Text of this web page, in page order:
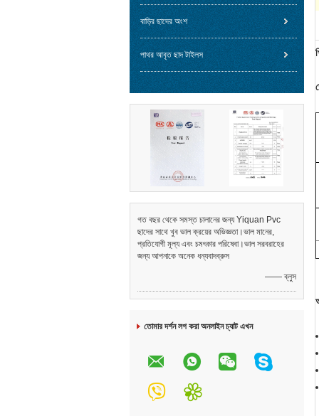
বাড়ির ছাদের অংশ
পাথর আবৃত ছাদ টাইলস
গত বছর থেকে সমস্ত চালানের জন্য Yiquan Pvc
ছাদের সাথে খুব ভাল ক্রয়ের অভিজ্ঞতা।ভাল মানের,
প্রতিযোগী মূল্য এবং চমৎকার পরিষেবা।ভাল সরবরাহের
জন্য আপনাকে অনেক ধন্যবাদব্রুস
—— ব্লুস
তোমার দর্শন লগ করা অনলাইন চ্যাট এখন